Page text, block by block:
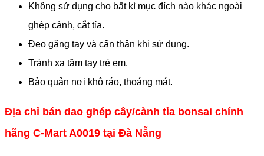
Không sử dụng cho bất kì mục đích nào khác ngoài
ghép cành, cắt tỉa.
Đeo găng tay và cẩn thận khi sử dụng.
Tránh xa tầm tay trẻ em.
Bảo quản nơi khô ráo, thoáng mát.
Địa chỉ bán dao ghép cây/cành tỉa bonsai chính
hãng C-Mart A0019 tại Đà Nẵng